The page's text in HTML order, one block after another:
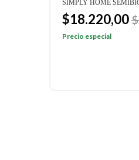
SIMPLY HOME
$18.220,00
Precio especial